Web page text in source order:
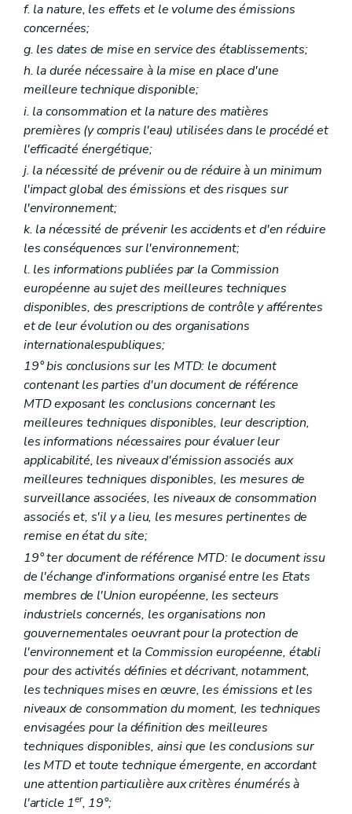
Art. 144
Art. 145
Art. 146
Art. 147
Art. 148
Art. 149
Art. 150
Art. 151
Art. 152
Art. 153
Art. 154
Art. 155
Art. 156
Art. 157
Art. 158
Art. 159
Art. 160
Art. 161
Art. 162
Art. 163
Art. 164
Art. 165
Art. 166
Art. 167
Art. 168
Art. 169
Section 4 Evaluation des incidences
Art. 170
f. la nature, les effets et le volume des émissions
concernées;
g. les dates de mise en service des établissements;
h. la durée nécessaire à la mise en place d'une
meilleure technique disponible;
i. la consommation et la nature des matières
premières (y compris l'eau) utilisées dans le procédé et
l'efficacité énergétique;
j. la nécessité de prévenir ou de réduire à un minimum
l'impact global des émissions et des risques sur
l'environnement;
k. la nécessité de prévenir les accidents et d'en réduire
les conséquences sur l'environnement;
l. les informations publiées par la Commission
européenne au sujet des meilleures techniques
disponibles, des prescriptions de contrôle y afférentes
et de leur évolution ou des organisations
internationalespubliques;
19°bis conclusions sur les MTD: le document
contenant les parties d'un document de référence
MTD exposant les conclusions concernant les
meilleures techniques disponibles, leur description,
les informations nécessaires pour évaluer leur
applicabilité, les niveaux d'émission associés aux
meilleures techniques disponibles, les mesures de
surveillance associées, les niveaux de consommation
associés et, s'il y a lieu, les mesures pertinentes de
remise en état du site;
19°terdocument de référence MTD: le document issu
de l'échange d'informations organisé entre les Etats
membres de l'Union européenne, les secteurs
industriels concernés, les organisations non
gouvernementales oeuvrant pour la protection de
l'environnement et la Commission européenne, établi
pour des activités définies et décrivant, notamment,
les techniques mises en œuvre, les émissions et les
niveaux de consommation du moment, les techniques
envisagées pour la définition des meilleures
techniques disponibles, ainsi que les conclusions sur
les MTD et toute technique émergente, en accordant
une attention particulière aux critères énumérés à
l'article 1er, 19°;